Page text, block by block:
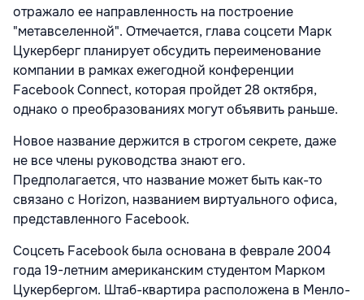
отражало ее направленность на построение
"метавселенной". Отмечается, глава соцсети Марк
Цукерберг планирует обсудить переименование
компании в рамках ежегодной конференции
Facebook Connect, которая пройдет 28 октября,
однако о преобразованиях могут объявить раньше.
Новое название держится в строгом секрете, даже
не все члены руководства знают его.
Предполагается, что название может быть как-то
связано с Horizon, названием виртуального офиса,
представленного Facebook.
Соцсеть Facebook была основана в феврале 2004
года 19-летним американским студентом Марком
Цукербергом. Штаб-квартира расположена в Менло-